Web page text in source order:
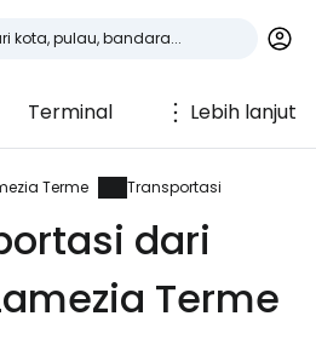
Terminal Lebih lanjut
Terme Transportasi
dari
Terme
Cestee
di seluruh dunia
dengan Google